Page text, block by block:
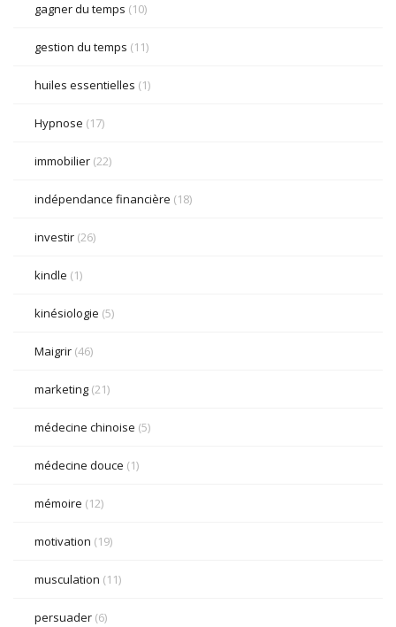
gagner du temps (10)
gestion du temps (11)
huiles essentielles (1)
Hypnose (17)
immobilier (22)
indépendance financière (18)
investir (26)
kindle (1)
kinésiologie (5)
Maigrir (46)
marketing (21)
médecine chinoise (5)
médecine douce (1)
mémoire (12)
motivation (19)
musculation (11)
persuader (6)